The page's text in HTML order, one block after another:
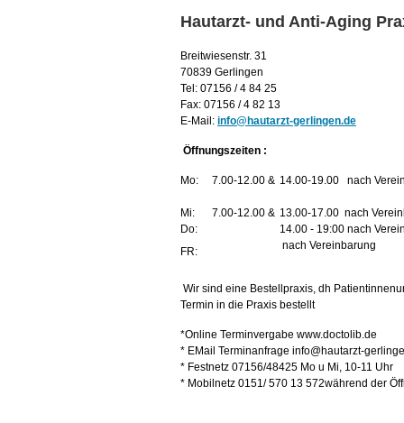
Hautarzt- und Anti-Aging
Breitwiesenstr. 31
70839 Gerlingen
Tel: 07156 / 4 84 25
Fax: 07156 / 4 82 13
E-Mail: info@hautarzt-gerlingen.de
Öffnungszeiten :
Mo: 7.00-12.00 & 14.00-19.00 nach
Mi: 7.00-12.00 & 13.00-17.00 nach
Do:
14.00 - 19:00 nach
FR:
nach Vereinbarung
Wir sind eine Bestellpraxis, dh
Termin in die Praxis bestellt
*Online Terminvergabe www.doctolib.de
* EMail Terminanfrage info@hautarzt-
* Festnetz 07156/48425 Mo u Mi, 10-11 Uhr
* Mobilnetz 0151/ 570 13 572während der